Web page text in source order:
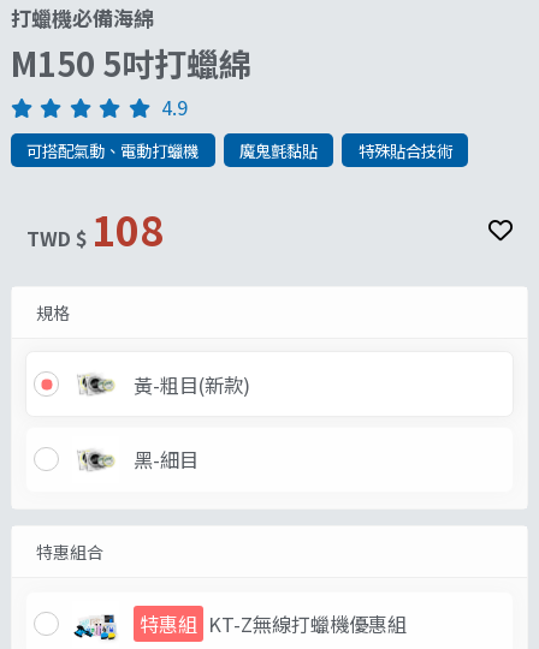
打蠟機必備海綿
M150 5吋打蠟綿
4.9
可搭配氣動、電動打蠟機 魔鬼氈黏貼 特殊貼合技術
TWD $ 108
規格
黃-粗目(新款)
黑-細目
特惠組合
特惠組 KT-Z無線打蠟機優惠組